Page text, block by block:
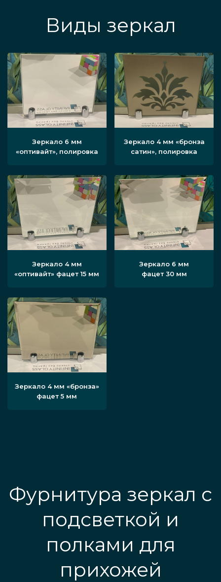
Виды зеркал
Зеркало 6 мм
«оптивайт», полировка
Зеркало 4 мм «бронза
сатин», полировка
Зеркало 4 мм
«оптивайт» фацет 15 мм
Зеркало 6 мм
фацет 30 мм
Зеркало 4 мм «бронза»
фацет 5 мм
Фурнитура зеркал с
подсветкой и
полками для
прихожей